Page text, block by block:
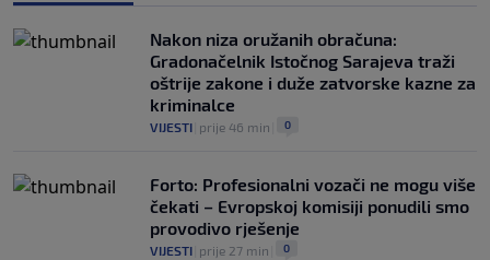
Nakon niza oružanih obračuna:
Gradonačelnik Istočnog Sarajeva traži
oštrije zakone i duže zatvorske kazne za
kriminalce
VIJESTI prije 46 min 0
Forto: Profesionalni vozači ne mogu više
čekati – Evropskoj komisiji ponudili smo
provodivo rješenje
VIJESTI prije 27 min 0